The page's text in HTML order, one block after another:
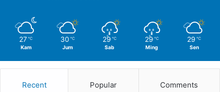
27 ℃
Kam
30 ℃
Jum
29 ℃
Sab
29 ℃
Ming
29 ℃
Sen
Recent Popular Comments